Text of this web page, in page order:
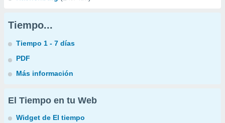
Tiempo...
Tiempo 1 - 7 días
PDF
Más información
El Tiempo en tu Web
Widget de El tiempo